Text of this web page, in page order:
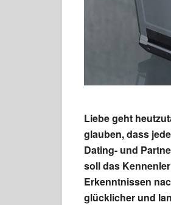
Liebe geht
glauben, dass
Dating- und
soll das
Erkenntnissen
glücklicher und